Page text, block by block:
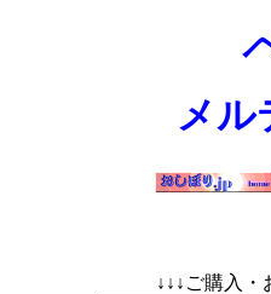
メ
↓↓↓ご購入